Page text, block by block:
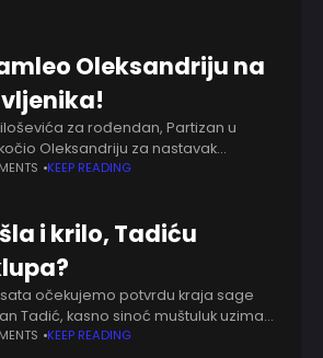
Oleksandriju na
za rođendan, Partizan u
Oleksandriju za nastavak
Malo je falilo da Humska doživi
KEEP READING
i krilo, Tadiću
očekujemo potvrdu kraja sage
Tadić, kasno sinoć muštuluk uzima
Crvena zvezda na pojačanja,
KEEP READING